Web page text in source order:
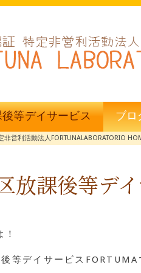
後等デイサービス ブロ
営利活動法人FORTUNALABORATORIO
放課後等デ
等デイサービスFORTUMA